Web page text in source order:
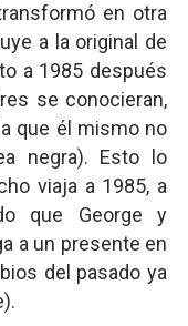
en otra
a la original de
a 1985 después
se conocieran,
que él mismo no
negra). Esto lo
viaja a 1985, a
que George y
a un presente en
del pasado ya